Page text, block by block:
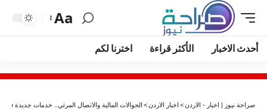
Aa
أحدث الاخبار الأكثر قراءة اخترنا لكم
صراحة نيوز | اخبار - الاردن> اخبار الاردن> الحوالات المالية والاتصال المرئي.. خدمات جديدة في